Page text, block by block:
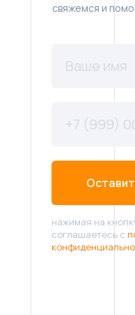
свяжемся и
нажимая на
соглашаетесь с